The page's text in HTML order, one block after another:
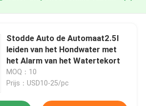
Stodde Auto de Automaat2.5l
leiden van het Hondwater met
het Alarm van het Watertekort
MOQ：10
Prijs：USD10-25/pc